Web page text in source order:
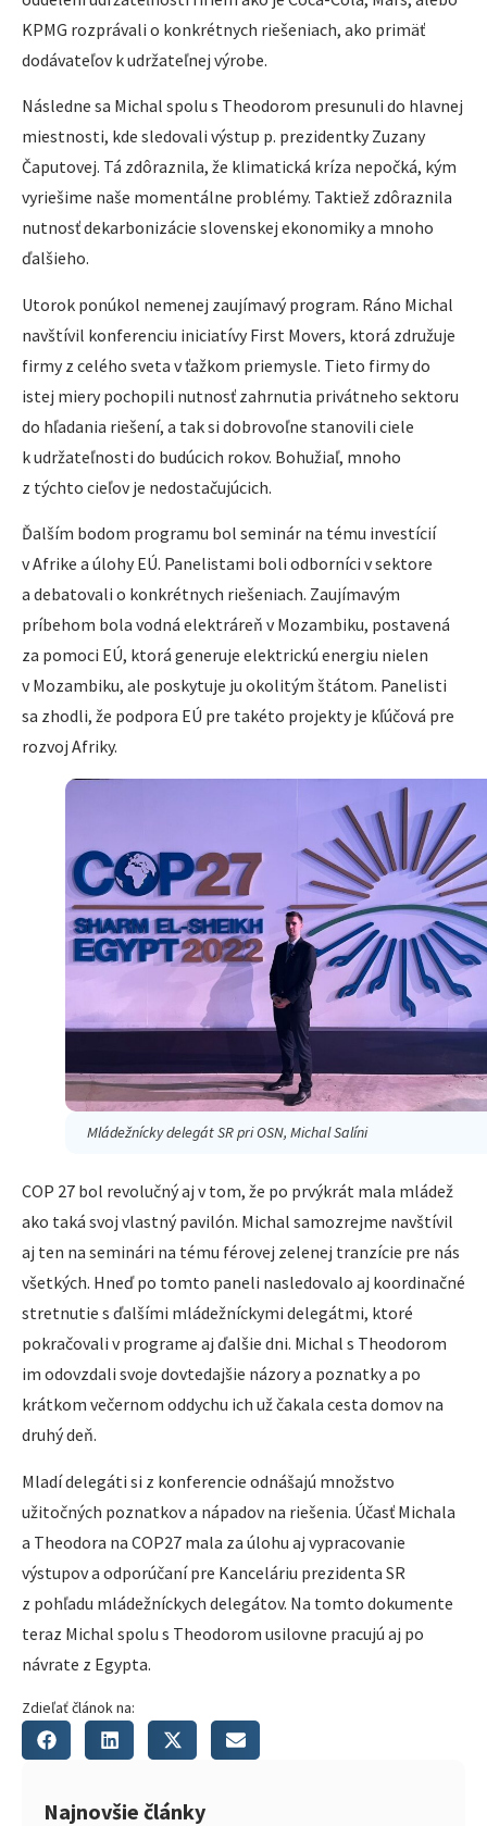
KPMG rozprávali o konkrétnych riešeniach, ako primäť
dodávateľov k udržateľnej výrobe.
Následne sa Michal spolu s Theodorom presunuli do hlavnej
miestnosti, kde sledovali výstup p. prezidentky Zuzany
Čaputovej. Tá zdôraznila, že klimatická kríza nepočká, kým
vyriešime naše momentálne problémy. Taktiež zdôraznila
nutnosť dekarbonizácie slovenskej ekonomiky a mnoho
ďalšieho.
Utorok ponúkol nemenej zaujímavý program. Ráno Michal
navštívil konferenciu iniciatívy First Movers, ktorá združuje
firmy z celého sveta v ťažkom priemysle. Tieto firmy do
istej miery pochopili nutnosť zahrnutia privátneho sektoru
do hľadania riešení, a tak si dobrovoľne stanovili ciele
k udržateľnosti do budúcich rokov. Bohužiaľ, mnoho
z týchto cieľov je nedostačujúcich.
Ďalším bodom programu bol seminár na tému investícií
v Afrike a úlohy EÚ. Panelistami boli odborníci v sektore
a debatovali o konkrétnych riešeniach. Zaujímavým
príbehom bola vodná elektráreň v Mozambiku, postavená
za pomoci EÚ, ktorá generuje elektrickú energiu nielen
v Mozambiku, ale poskytuje ju okolitým štátom. Panelisti
sa zhodli, že podpora EÚ pre takéto projekty je kľúčová pre
rozvoj Afriky.
Mládežnícky delegát SR pri OSN, Michal Salíni
COP 27 bol revolučný aj v tom, že po prvýkrát mala mládež
ako taká svoj vlastný pavilón. Michal samozrejme navštívil
aj ten na seminári na tému férovej zelenej tranzície pre nás
všetkých. Hneď po tomto paneli nasledovalo aj koordinačné
stretnutie s ďalšími mládežníckymi delegátmi, ktoré
pokračovali v programe aj ďalšie dni. Michal s Theodorom
im odovzdali svoje dovtedajšie názory a poznatky a po
krátkom večernom oddychu ich už čakala cesta domov na
druhý deň.
Mladí delegáti si z konferencie odnášajú množstvo
užitočných poznatkov a nápadov na riešenia. Účasť Michala
a Theodora na COP27 mala za úlohu aj vypracovanie
výstupov a odporúčaní pre Kanceláriu prezidenta SR
z pohľadu mládežníckych delegátov. Na tomto dokumente
teraz Michal spolu s Theodorom usilovne pracujú aj po
návrate z Egypta.
Zdieľať článok na:
Najnovšie články